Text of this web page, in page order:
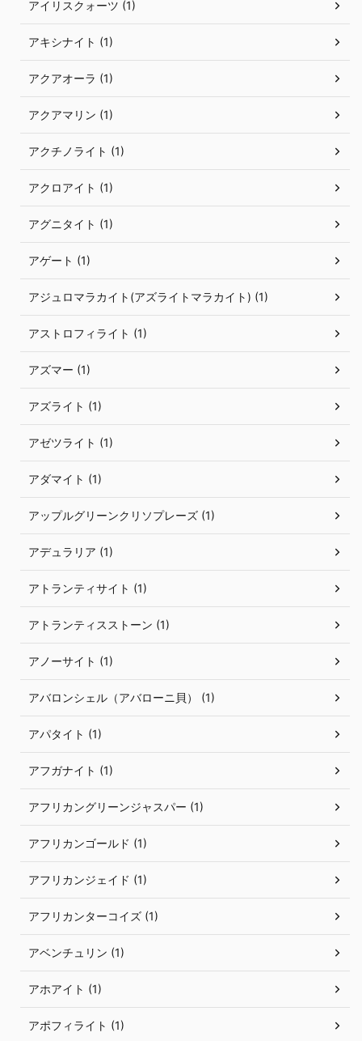
アイリスクォーツ (1)
アキシナイト (1)
アクアオーラ (1)
アクアマリン (1)
アクチノライト (1)
アクロアイト (1)
アグニタイト (1)
アゲート (1)
アジュロマラカイト(アズライトマラカイト) (1)
アストロフィライト (1)
アズマー (1)
アズライト (1)
アゼツライト (1)
アダマイト (1)
アップルグリーンクリソプレーズ (1)
アデュラリア (1)
アトランティサイト (1)
アトランティスストーン (1)
アノーサイト (1)
アバロンシェル（アバローニ貝） (1)
アパタイト (1)
アフガナイト (1)
アフリカングリーンジャスパー (1)
アフリカンゴールド (1)
アフリカンジェイド (1)
アフリカンターコイズ (1)
アベンチュリン (1)
アホアイト (1)
アポフィライト (1)